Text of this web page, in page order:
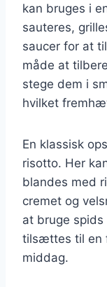
kan bruges i
sauteres,
saucer for at
måde at
stege dem i
hvilket
En klassisk
risotto. Her
blandes med
cremet og
at bruge
tilsættes til en
middag.